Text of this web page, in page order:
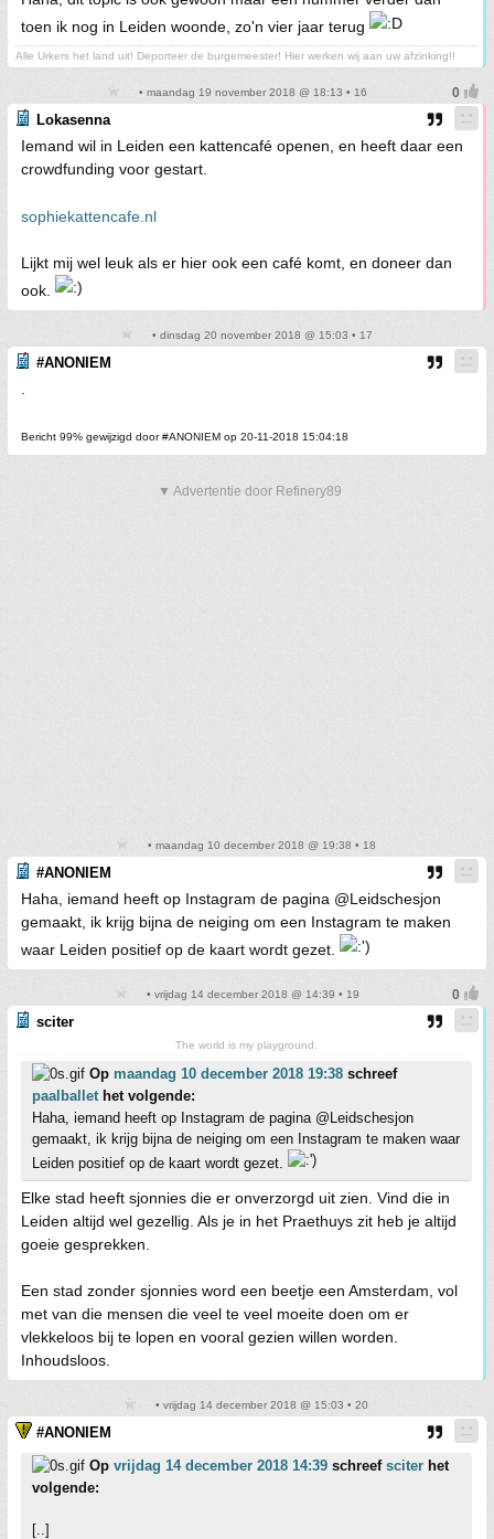
toen ik nog in Leiden woonde, zo'n vier jaar terug
Alle Urkers het land uit! Deporteer de burgemeester! Hier werken wij aan uw afzinking!!
• maandag 19 november 2018 @ 18:13 • 16
Lokasenna
Iemand wil in Leiden een kattencafé openen, en heeft daar een
crowdfunding voor gestart.
sophiekattencafe.nl
Lijkt mij wel leuk als er hier ook een café komt, en doneer dan
ook.
• dinsdag 20 november 2018 @ 15:03 • 17
#ANONIEM
Bericht 99% gewijzigd door #ANONIEM op 20-11-2018 15:04:18
▼ Advertentie door Refinery89
• maandag 10 december 2018 @ 19:38 • 18
#ANONIEM
Haha, iemand heeft op Instagram de pagina @Leidschesjon
gemaakt, ik krijg bijna de neiging om een Instagram te maken
waar Leiden positief op de kaart wordt gezet.
• vrijdag 14 december 2018 @ 14:39 • 19
sciter
The world is my playground.
Op maandag 10 december 2018 19:38 schreef
paalballethet volgende:
Haha, iemand heeft op Instagram de pagina @Leidschesjon
gemaakt, ik krijg bijna de neiging om een Instagram te maken waar
Leiden positief op de kaart wordt gezet.
Elke stad heeft sjonnies die er onverzorgd uit zien. Vind die in
Leiden altijd wel gezellig. Als je in het Praethuys zit heb je altijd
goeie gesprekken.
Een stad zonder sjonnies word een beetje een Amsterdam, vol
met van die mensen die veel te veel moeite doen om er
vlekkeloos bij te lopen en vooral gezien willen worden.
Inhoudsloos.
• vrijdag 14 december 2018 @ 15:03 • 20
#ANONIEM
Op vrijdag 14 december 2018 14:39 schreef sciter het
volgende:
[..]